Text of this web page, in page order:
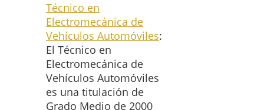
Técnico en
Electromecánica de
Vehículos Automóviles:
El Técnico en
Electromecánica de
Vehículos Automóviles
es una titulación de
Grado Medio de 2000